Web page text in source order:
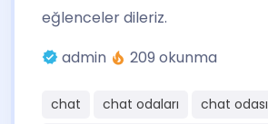
eğlenceler dileriz.
admin
209 okunma
chat chat odaları
chat odası